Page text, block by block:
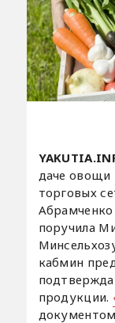
даче овощи
торговых
поручила
кабмин
продукции.